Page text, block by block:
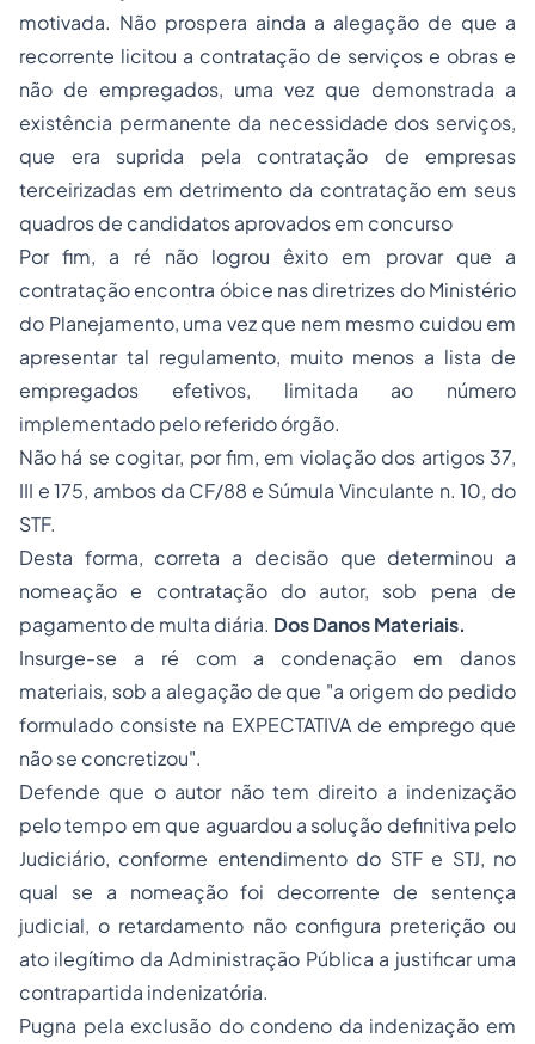
motivada. Não prospera ainda a alegação de que a
recorrente licitou a contratação de serviços e obras e
não de empregados, uma vez que demonstrada a
existência permanente da necessidade dos serviços,
que era suprida pela contratação de empresas
terceirizadas em detrimento da contratação em seus
quadros de candidatos aprovados em concurso
Por fim, a ré não logrou êxito em provar que a
contratação encontra óbice nas diretrizes do Ministério
do Planejamento, uma vez que nem mesmo cuidou em
apresentar tal regulamento, muito menos a lista de
empregados efetivos, limitada ao número
implementado pelo referido órgão.
Não há se cogitar, por fim, em violação dos artigos 37,
III e 175, ambos da CF/88 e Súmula Vinculante n. 10, do
STF.
Desta forma, correta a decisão que determinou a
nomeação e contratação do autor, sob pena de
pagamento de multa diária. Dos Danos Materiais.
Insurge-se a ré com a condenação em danos
materiais, sob a alegação de que "a origem do pedido
formulado consiste na EXPECTATIVA de emprego que
não se concretizou".
Defende que o autor não tem direito a indenização
pelo tempo em que aguardou a solução definitiva pelo
Judiciário, conforme entendimento do STF e STJ, no
qual se a nomeação foi decorrente de sentença
judicial, o retardamento não configura preterição ou
ato ilegítimo da Administração Pública a justificar uma
contrapartida indenizatória.
Pugna pela exclusão do condeno da indenização em